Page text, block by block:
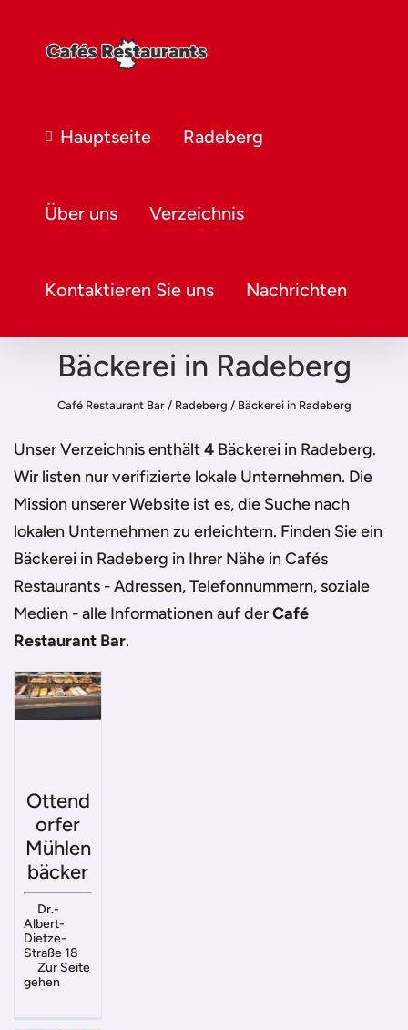
Hauptseite Radeberg
Über uns Verzeichnis
Kontaktieren Sie uns Nachrichten
Bäckerei in Radeberg
Café Restaurant Bar/ Radeberg / Bäckerei in Radeberg
Unser Verzeichnis enthält4 Bäckerei in Radeberg.
Wir listen nur verifizierte lokale Unternehmen. Die
Mission unserer Website ist es, die Suche nach
lokalen Unternehmen zu erleichtern. Finden Sie ein
Bäckerei in Radeberg in Ihrer Nähe in Cafés
Restaurants - Adressen, Telefonnummern, soziale
Medien - alle Informationen auf derCafé
Restaurant Bar.
Ottend
orfer
Mühlen
bäcker
Dr.-
Albert-
Dietze-
Straße 18
Zur Seite
gehen